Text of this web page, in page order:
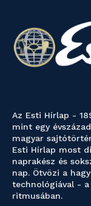
Az Esti Hírlap -
mint egy
magyar
Esti Hírlap most
naprakész és
nap. Ötvözi a
technológiával -
ritmusában.